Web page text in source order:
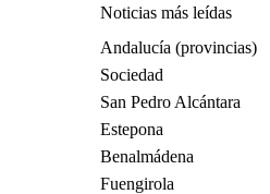
Noticias más leídas
Andalucía (provincias)
Sociedad
San Pedro Alcántara
Estepona
Benalmádena
Fuengirola